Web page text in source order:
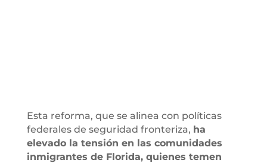
Esta reforma, que se alinea con políticas
federales de seguridad fronteriza, ha
elevado la tensión en las comunidades
inmigrantes de Florida, quienes temen